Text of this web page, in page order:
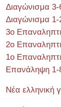
Διαγώνισμα 3-
Διαγώνισμα 1-
3ο
2ο
1ο
Επανάληψη 1-
Νέα ελληνική